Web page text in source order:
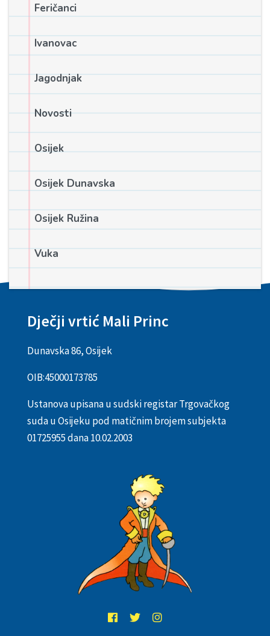
Feričanci
Ivanovac
Jagodnjak
Novosti
Osijek
Osijek Dunavska
Osijek Ružina
Vuka
Dječji vrtić Mali Princ
Dunavska 86, Osijek
OIB:45000173785
Ustanova upisana u sudski registar Trgovačkog
suda u Osijeku pod matičnim brojem subjekta
01725955 dana 10.02.2003